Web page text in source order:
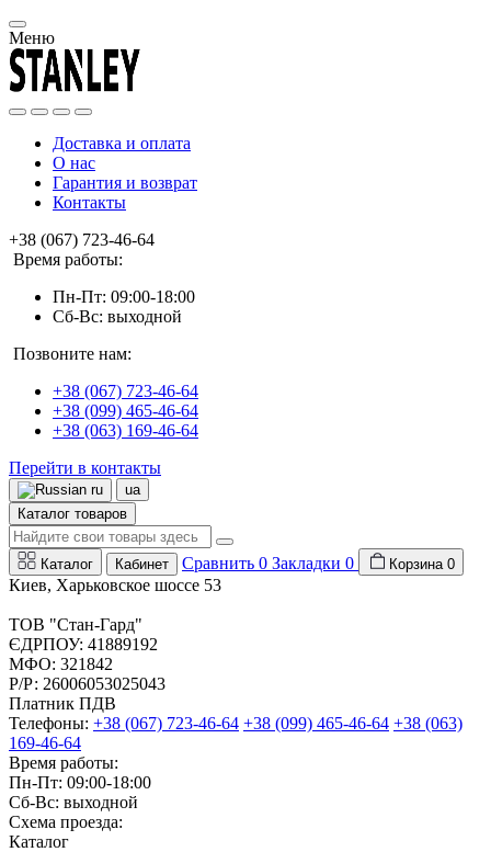
Меню
Доставка и оплата
О нас
Гарантия и возврат
Контакты
+38 (067) 723-46-64
Время работы:
Пн-Пт: 09:00-18:00
Сб-Вс: выходной
Позвоните нам:
+38 (067) 723-46-64
+38 (099) 465-46-64
+38 (063) 169-46-64
Перейти в контакты
ru
ua
Каталог товаров
Каталог Кабинет Сравнить 0 Закладки 0 Корзина 0
Киев, Харьковское шоссе 53
ТОВ "Стан-Гард"
ЄДРПОУ: 41889192
МФО: 321842
Р/Р: 26006053025043
Платник ПДВ
Телефоны: +38 (067) 723-46-64 +38 (099) 465-46-64 +38 (063)
169-46-64
Время работы:
Пн-Пт: 09:00-18:00
Сб-Вс: выходной
Схема проезда:
Каталог